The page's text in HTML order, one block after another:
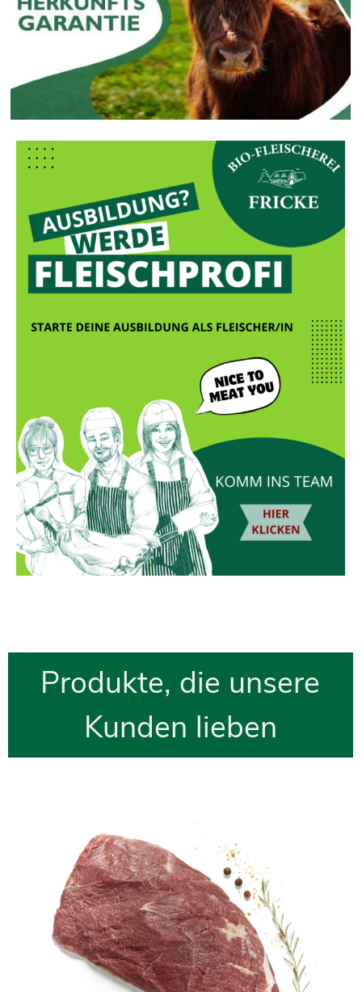
Produkte, die unsere
Kunden lieben